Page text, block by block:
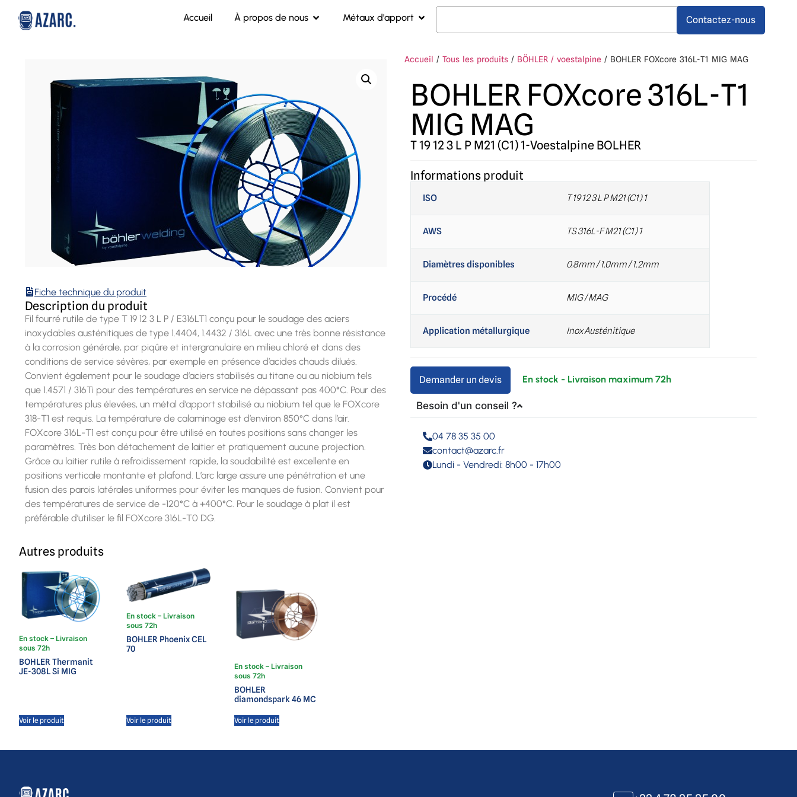
Accueil À propos de nous Métaux d'apport Contactez-nous
Accueil / Tous les produits / BÖHLER / voestalpine / BOHLER FOXcore 316L-T1 MIG MAG
BOHLER FOXcore 316L-T1
MIG MAG
T 19 12 3 L P M21 (C1) 1-Voestalpine BOLHER
Informations produit
ISO T 19 12 3 L P M21 (C1) 1
AWS TS 316L-F M21 (C1) 1
Diamètres disponibles 0.8mm / 1.0mm / 1.2mm
Procédé MIG / MAG
Application métallurgique Inox Austénitique
Demander un devis
Besoin d'un conseil ?
04 78 35 35 00
contact@azarc.fr
Lundi - Vendredi: 8h00 - 17h00
Fiche technique du produit
Description du produit
Fil fourré rutile de type T 19 12 3 L P / E316LT1 conçu pour le soudage des aciers
inoxydables austénitiques de type 1.4404, 1.4432 / 316L avec une très bonne résistance
à la corrosion générale, par piqûre et intergranulaire en milieu chloré et dans des
conditions de service sévères, par exemple en présence d’acides chauds dilués.
Convient également pour le soudage d’aciers stabilisés au titane ou au niobium tels
que 1.4571 / 316Ti pour des températures en service ne dépassant pas 400°C. Pour des
températures plus élevées, un métal d’apport stabilisé au niobium tel que le FOXcore
318-T1 est requis. La température de calaminage est d’environ 850°C dans l’air.
FOXcore 316L-T1 est conçu pour être utilisé en toutes positions sans changer les
paramètres. Très bon détachement de laitier et pratiquement aucune projection.
Grâce au laitier rutile à refroidissement rapide, la soudabilité est excellente en
positions verticale montante et plafond. L’arc large assure une pénétration et une
fusion des parois latérales uniformes pour éviter les manques de fusion. Convient pour
des températures de service de -120°C à +400°C. Pour le soudage à plat il est
préférable d’utiliser le fil FOXcore 316L-T0 DG.
Autres produits
En stock – Livraison
sous 72h
BOHLER Thermanit
JE-308L Si MIG
Voir le produit
En stock – Livraison
sous 72h
BOHLER Phoenix CEL
70
Voir le produit
En stock – Livraison
sous 72h
BOHLER
diamondspark 46 MC
Voir le produit